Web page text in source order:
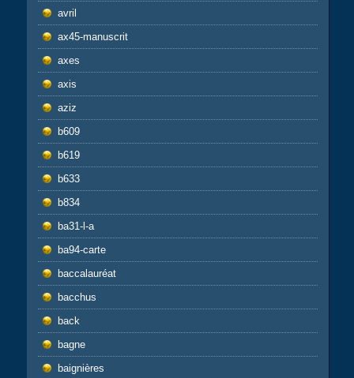
avril
ax45-manuscrit
axes
axis
aziz
b609
b619
b633
b834
ba31-l-a
ba94-carte
baccalauréat
bacchus
back
bagne
baignières